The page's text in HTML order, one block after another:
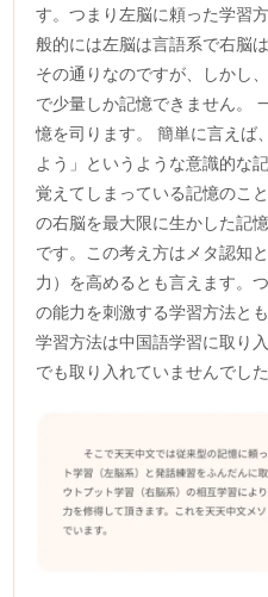
す。つまり左脳に頼った学習
般的には左脳は言語系で右脳
その通りなのですが、しかし
で少量しか記憶できません。
憶を司ります。 簡単に言えば
よう」というような意識的な
覚えてしまっている記憶のこ
の右脳を最大限に生かした記
です。この考え方はメタ認知
力）を高めるとも言えます。
の能力を刺激する学習方法と
学習方法は中国語学習に取り
でも取り入れていませんでした